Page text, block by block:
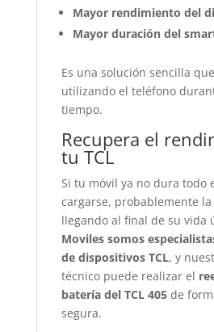
Mayor rendimiento del
Mayor duración del
Es una solución sencilla
utilizando el teléfono
tiempo.
Recupera el
tu TCL
Si tu móvil ya no dura todo
cargarse, probablemente
llegando al final de su vida
Moviles somos
de dispositivos TCL, y
técnico puede realizar el
batería del TCL 405de
segura.